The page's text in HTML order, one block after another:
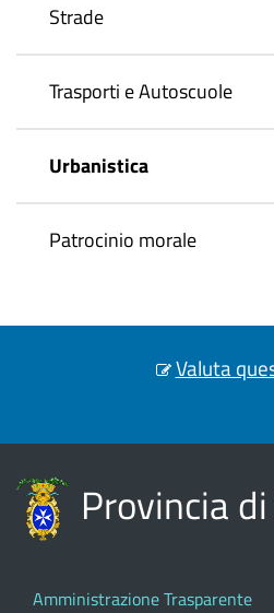
Strade
Trasporti e Autoscuole
Urbanistica
Patrocinio morale
Valuta
Provincia
Amministrazione Trasparente